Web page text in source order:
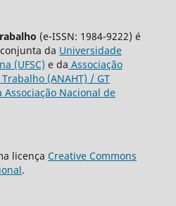
(e-ISSN: 1984-9222) é
da Universidade
(UFSC) e da Associação
(ANAHT) / GT
Nacional de
licença Creative Commons
.